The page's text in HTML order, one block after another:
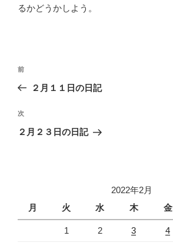
るかどうかしよう。
投
ビ
ゲ
過
去
投
稿
前
２月１１日の日記
次
の
次
２月２３日の日記
2022年2月
月
火 水 木 金
1 2 3 4